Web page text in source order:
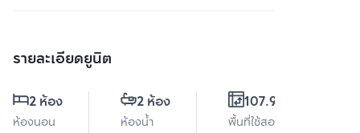
รายละเอียดยูนิต
2 ห้อง
ห้องนอน
2 ห้อง
ห้องน้ำ
107.96 ตร.ม.
พื้นที่ใช้สอย